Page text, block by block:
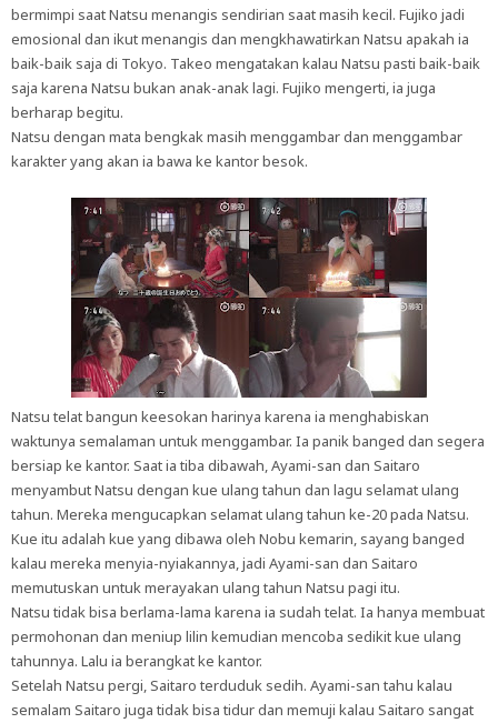
bermimpi saat Natsu menangis sendirian saat masih kecil. Fujiko jadi
emosional dan ikut menangis dan mengkhawatirkan Natsu apakah ia
baik-baik saja di Tokyo. Takeo mengatakan kalau Natsu pasti baik-baik
saja karena Natsu bukan anak-anak lagi. Fujiko mengerti, ia juga
berharap begitu.
Natsu dengan mata bengkak masih menggambar dan menggambar
karakter yang akan ia bawa ke kantor besok.
Natsu telat bangun keesokan harinya karena ia menghabiskan
waktunya semalaman untuk menggambar. Ia panik banged dan segera
bersiap ke kantor. Saat ia tiba dibawah, Ayami-san dan Saitaro
menyambut Natsu dengan kue ulang tahun dan lagu selamat ulang
tahun. Mereka mengucapkan selamat ulang tahun ke-20 pada Natsu.
Kue itu adalah kue yang dibawa oleh Nobu kemarin, sayang banged
kalau mereka menyia-nyiakannya, jadi Ayami-san dan Saitaro
memutuskan untuk merayakan ulang tahun Natsu pagi itu.
Natsu tidak bisa berlama-lama karena ia sudah telat. Ia hanya membuat
permohonan dan meniup lilin kemudian mencoba sedikit kue ulang
tahunnya. Lalu ia berangkat ke kantor.
Setelah Natsu pergi, Saitaro terduduk sedih. Ayami-san tahu kalau
semalam Saitaro juga tidak bisa tidur dan memuji kalau Saitaro sangat